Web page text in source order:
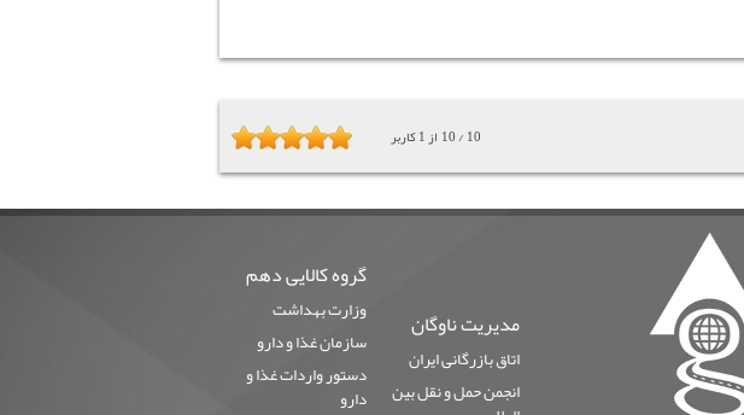
10/10 از1کاربر
گروه کالایی دهم
وزارت بهداشت
سازمان غذا و دارو
دستور واردات غذا و
دارو
مدیریت ناوگان
اتاق بازرگانی ایران
انجمن حمل و نقل بین